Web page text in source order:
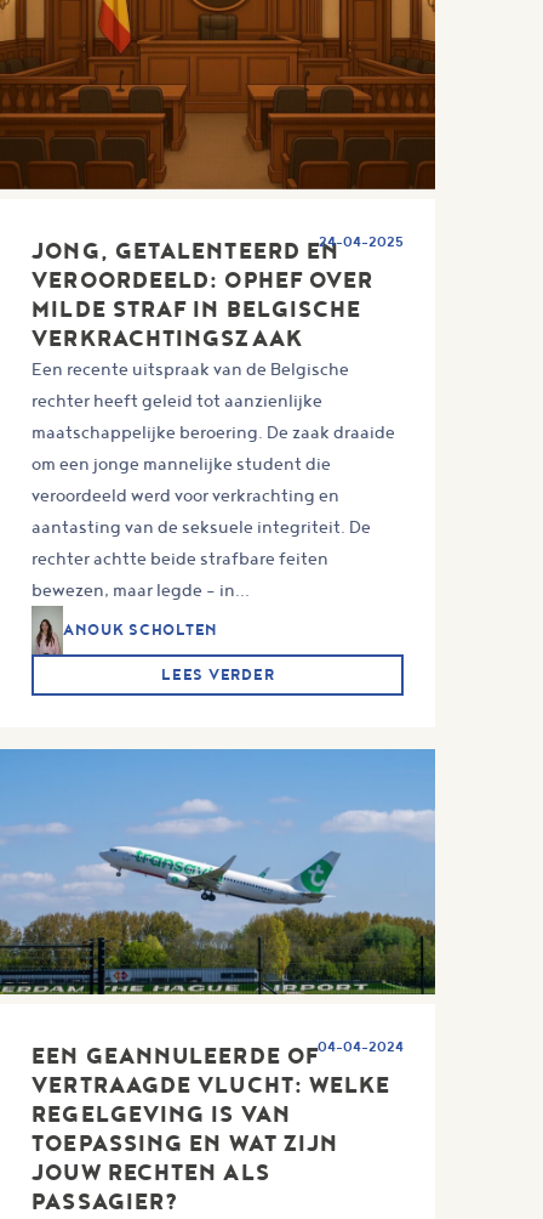
JONG, GETALENTEERD EN
VEROORDEELD: OPHEF OVER
MILDE STRAF IN BELGISCHE
VERKRACHTINGSZAAK
24-04-2025
Een recente uitspraak van de Belgische
rechter heeft geleid tot aanzienlijke
maatschappelijke beroering. De zaak draaide
om een jonge mannelijke student die
veroordeeld werd voor verkrachting en
aantasting van de seksuele integriteit. De
rechter achtte beide strafbare feiten
bewezen, maar legde – in...
ANOUK SCHOLTEN
LEES VERDER
EEN GEANNULEERDE OF
VERTRAAGDE VLUCHT: WELKE
REGELGEVING IS VAN
TOEPASSING EN WAT ZIJN
JOUW RECHTEN ALS
PASSAGIER?
04-04-2024